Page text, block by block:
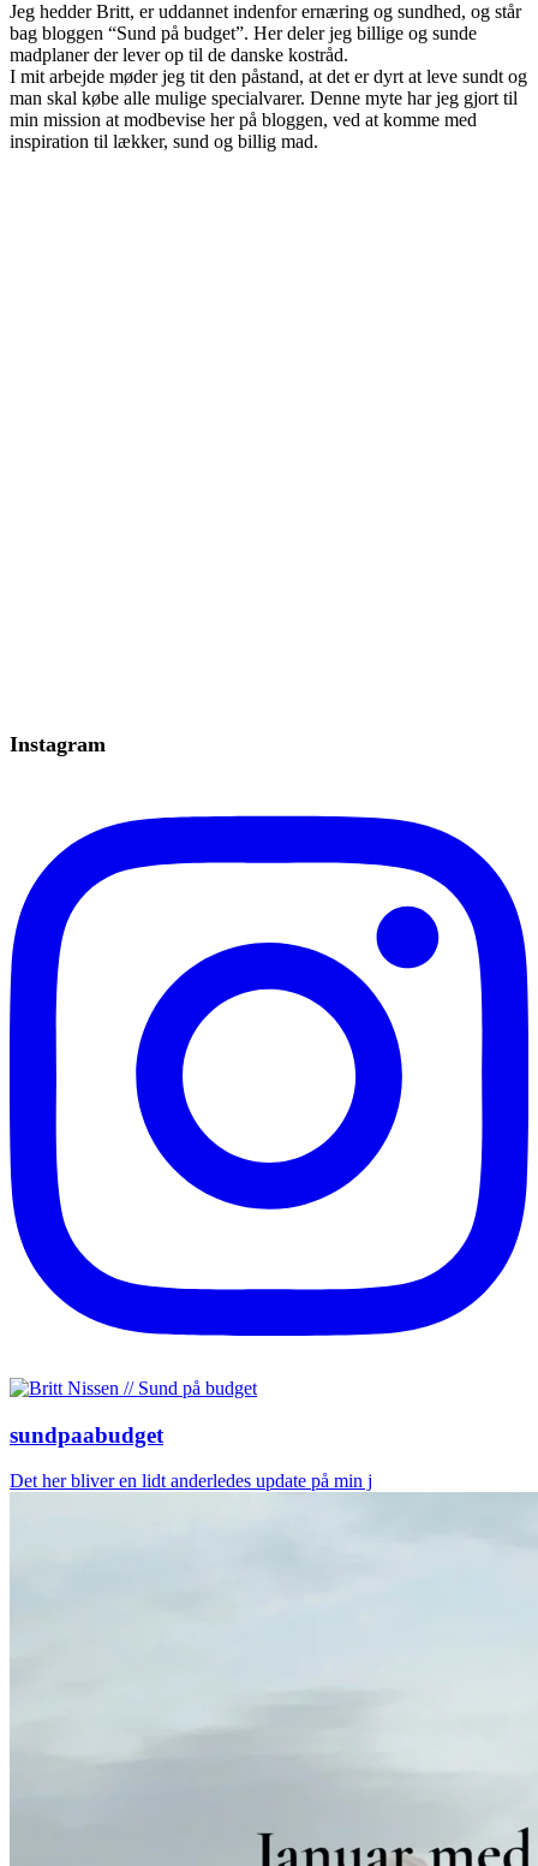
Jeg hedder Britt, er uddannet indenfor ernæring og sundhed, og står
bag bloggen “Sund på budget”. Her deler jeg billige og sunde
madplaner der lever op til de danske kostråd.
I mit arbejde møder jeg tit den påstand, at det er dyrt at leve sundt og
man skal købe alle mulige specialvarer. Denne myte har jeg gjort til
min mission at modbevise her på bloggen, ved at komme med
inspiration til lækker, sund og billig mad.
Instagram
sundpaabudget
Det her bliver en lidt anderledes update på min j